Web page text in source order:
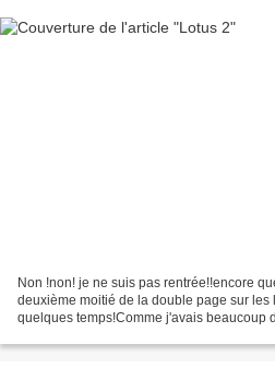
Non !non! je ne suis pas rentrée!!encore
deuxième moitié de la double page sur
quelques temps!Comme j'avais beaucoup